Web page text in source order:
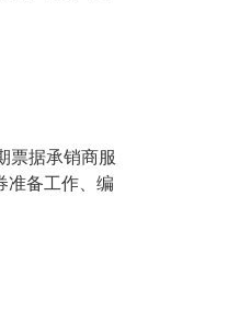
票据承销商服
准备工作、编